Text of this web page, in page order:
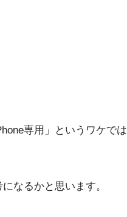
専用」というワケでは
なるかと思います。